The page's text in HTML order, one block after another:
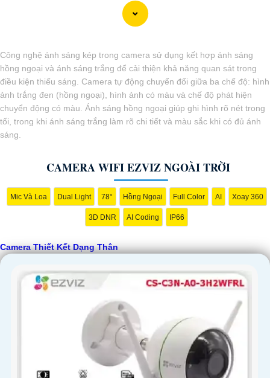
hồng ngoại thông minh, chất lượng ảnh Full HD, khả năng chống nước
IP67 phù hợp cho sử dụng bên ngoài.
đến 256GB.
ϡ4:HiLook IPC-T260H: Camera IP 6MP, chất lượng hình ảnh sắc nét,
khả năng chống nước IP67, góc quan sát rộng và tính năng phát hiện
chuyển động thông minh.
💬5:Ezviz C6C: Camera IP xoay 360 độ, độ phân giải Full HD, hỗ trợ
đàm thoại 2 chiều, khả năng theo dõi chuyển động tự động và báo
động qua smartphone.
với nhu cầu sử dụng của mình.
Công nghệ ánh sáng kép trong camera sử dụng kết hợp ánh sáng
hồng ngoại và ánh sáng trắng để cải thiện khả năng quan sát trong
điều kiện thiếu sáng. Camera tự động chuyển đổi giữa ba chế độ: hình
ảnh trắng đen (hồng ngoại), hình ảnh có màu và chế độ phát hiện
chuyển động có màu. Ánh sáng hồng ngoại giúp ghi hình rõ nét trong
tối, trong khi ánh sáng trắng làm rõ chi tiết và màu sắc khi có đủ ánh
sáng.
CAMERA WIFI EZVIZ NGOÀI TRỜI
Mic Và Loa Dual Light 78° Hồng Ngoại Full Color AI Xoay 360
3D DNR AI Coding IP66
Camera Thiết Kết Dạng Thân